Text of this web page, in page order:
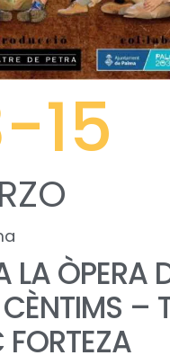
-15
LA ÒPERA
CÈNTIMS –
FORTEZA